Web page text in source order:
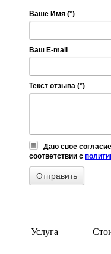
Ваше Имя (*)
Ваш E-mail
Текст отзыва (*)
Даю своё
соответствии с
Услуга